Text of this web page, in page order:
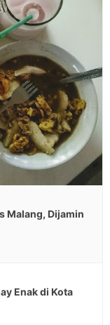
Malang, Dijamin
Enak di Kota